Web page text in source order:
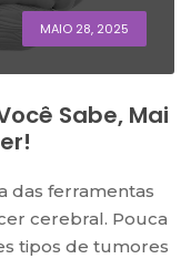
MAIO 28, 2025
Sabe, Mai
das ferramentas
cerebral. Pouca
tipos de tumores